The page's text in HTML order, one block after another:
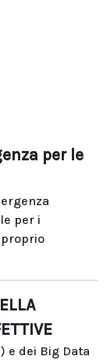
per le
per i
e dei Big Data